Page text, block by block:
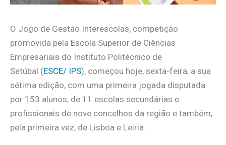
O Jogo de Gestão Interescolas, competição
promovida pela Escola Superior de Ciências
Empresariais do Instituto Politécnico de
Setúbal (ESCE/ IPS), começou hoje, sexta-feira, a sua
sétima edição, com uma primeira jogada disputada
por 153 alunos, de 11 escolas secundárias e
profissionais de nove concelhos da região e também,
pela primeira vez, de Lisboa e Leiria.